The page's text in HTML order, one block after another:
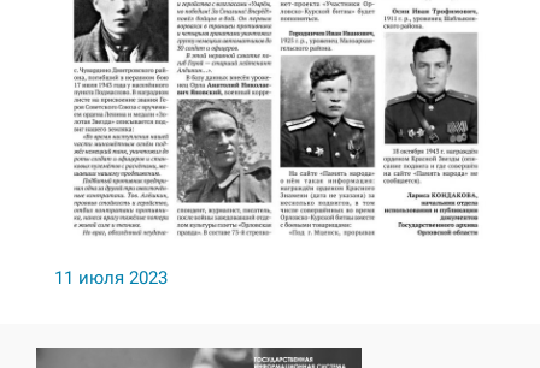
11 июля 2023